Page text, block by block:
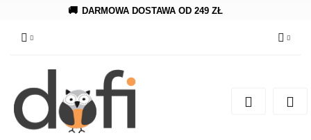
🚚 DARMOWA DOSTAWA OD 249 ZŁ
Zarejestruj się